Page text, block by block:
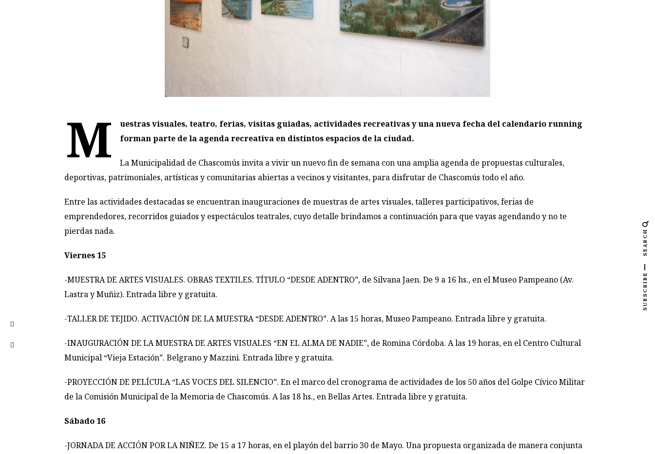
M
uestras visuales, teatro, ferias, visitas guiadas, actividades recreativas y una nueva fecha del calendario running
forman parte de la agenda recreativa en distintos espacios de la ciudad.
La Municipalidad de Chascomús invita a vivir un nuevo fin de semana con una amplia agenda de propuestas culturales,
deportivas, patrimoniales, artísticas y comunitarias abiertas a vecinos y visitantes, para disfrutar de Chascomús todo el año.
Entre las actividades destacadas se encuentran inauguraciones de muestras de artes visuales, talleres participativos, ferias de
emprendedores, recorridos guiados y espectáculos teatrales, cuyo detalle brindamos a continuación para que vayas agendando y no te
pierdas nada.
Viernes 15
-MUESTRA DE ARTES VISUALES. OBRAS TEXTILES. TÍTULO “DESDE ADENTRO”, de Silvana Jaen. De 9 a 16 hs., en el Museo Pampeano (Av.
Lastra y Muñiz). Entrada libre y gratuita.
-TALLER DE TEJIDO. ACTIVACIÓN DE LA MUESTRA “DESDE ADENTRO”. A las 15 horas, Museo Pampeano. Entrada libre y gratuita.
-INAUGURACIÓN DE LA MUESTRA DE ARTES VISUALES “EN EL ALMA DE NADIE”, de Romina Córdoba. A las 19 horas, en el Centro Cultural
Municipal “Vieja Estación”. Belgrano y Mazzini. Entrada libre y gratuita.
-PROYECCIÓN DE PELÍCULA “LAS VOCES DEL SILENCIO”. En el marco del cronograma de actividades de los 50 años del Golpe Cívico Militar
de la Comisión Municipal de la Memoria de Chascomús. A las 18 hs., en Bellas Artes. Entrada libre y gratuita.
Sábado 16
-JORNADA DE ACCIÓN POR LA NIÑEZ. De 15 a 17 horas, en el playón del barrio 30 de Mayo. Una propuesta organizada de manera conjunta
SEARCH
SUBSCRIBE